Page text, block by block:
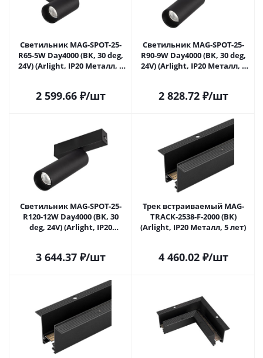
Светильник MAG-SPOT-25-
R65-5W Day4000 (BK, 30 deg,
24V) (Arlight, IP20 Металл, 5
2 599.66₽/шт
Светильник MAG-SPOT-25-
R90-9W Day4000 (BK, 30 deg,
24V) (Arlight, IP20 Металл, 5
2 828.72₽/шт
Светильник MAG-SPOT-25-
R120-12W Day4000 (BK, 30
deg, 24V) (Arlight, IP20
3 644.37₽/шт
Трек встраиваемый MAG-
TRACK-2538-F-2000 (BK)
(Arlight, IP20 Металл, 5 лет)
4 460.02₽/шт